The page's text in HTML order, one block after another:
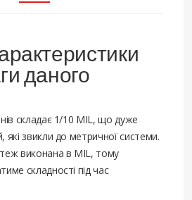
даного
складає 1/10 MIL, що дуже
які звикли до метричної системи.
виконана в MIL, тому
складності під час